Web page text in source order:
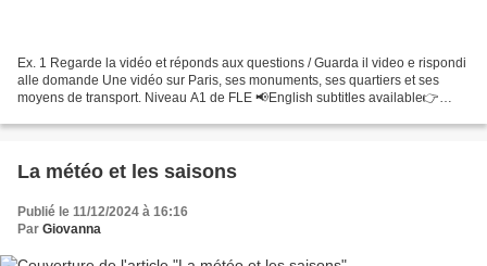
Ex. 1 Regarde la vidéo et réponds aux questions / Guarda il video e rispondi
alle domande Une vidéo sur Paris, ses monuments, ses quartiers et ses
moyens de transport. Niveau A1 de FLE 📢English subtitles available👉
La météo et les saisons
Publié le 11/12/2024 à 16:16
Par Giovanna